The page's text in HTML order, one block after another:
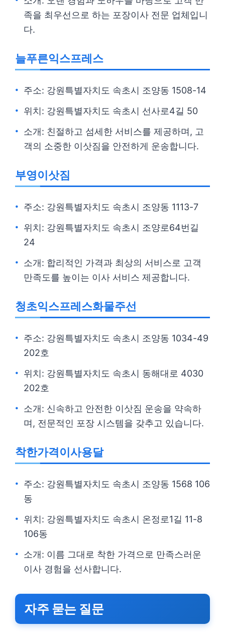
족을 최우선으로 하는 포장이사 전문 업체입니
다.
늘푸른익스프레스
주소: 강원특별자치도 속초시 조양동 1508-14
위치: 강원특별자치도 속초시 선사로4길 50
소개: 친절하고 섬세한 서비스를 제공하며, 고
객의 소중한 이삿짐을 안전하게 운송합니다.
부영이삿짐
주소: 강원특별자치도 속초시 조양동 1113-7
위치: 강원특별자치도 속초시 조양로64번길
24
소개: 합리적인 가격과 최상의 서비스로 고객
만족도를 높이는 이사 서비스 제공합니다.
청초익스프레스화물주선
주소: 강원특별자치도 속초시 조양동 1034-49
202호
위치: 강원특별자치도 속초시 동해대로 4030
202호
소개: 신속하고 안전한 이삿짐 운송을 약속하
며, 전문적인 포장 시스템을 갖추고 있습니다.
착한가격이사용달
주소: 강원특별자치도 속초시 조양동 1568 106
동
위치: 강원특별자치도 속초시 온정로1길 11-8
106동
소개: 이름 그대로 착한 가격으로 만족스러운
이사 경험을 선사합니다.
자주 묻는 질문